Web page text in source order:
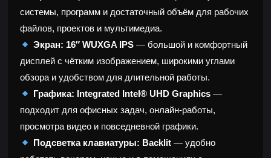
системы, программ и достаточный объём для рабочих
файлов, проектов и мультимедиа.
Экран: 16″ WUXGA IPS— большой и комфортный
дисплей с чётким изображением, широкими углами
обзора и удобством для длительной работы.
Графика: Integrated Intel® UHD Graphics—
подходит для офисных задач, онлайн-работы,
просмотра видео и повседневной графики.
Подсветка клавиатуры: Backlit— удобно